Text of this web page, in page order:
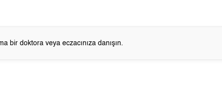
bir doktora veya eczacınıza danışın.